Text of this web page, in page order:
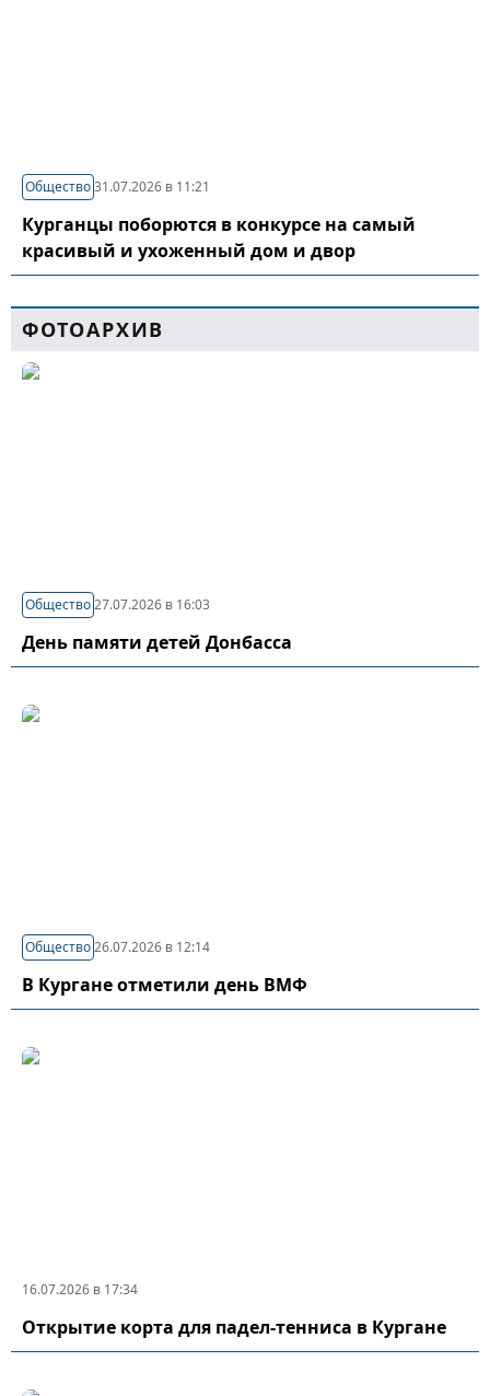
Общество31.07.2026 в 11:21
Курганцы поборются в конкурсе на самый
красивый и ухоженный дом и двор
ФОТОАРХИВ
Общество27.07.2026 в 16:03
День памяти детей Донбасса
Общество26.07.2026 в 12:14
В Кургане отметили день ВМФ
16.07.2026 в 17:34
Открытие корта для падел-тенниса в Кургане